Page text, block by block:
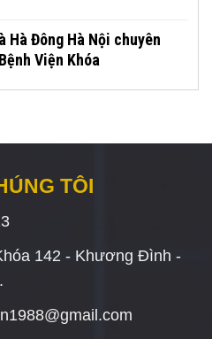
Hà Đông Hà Nội chuyên
Viện Khóa
TÔI
142 - Khương Đình -